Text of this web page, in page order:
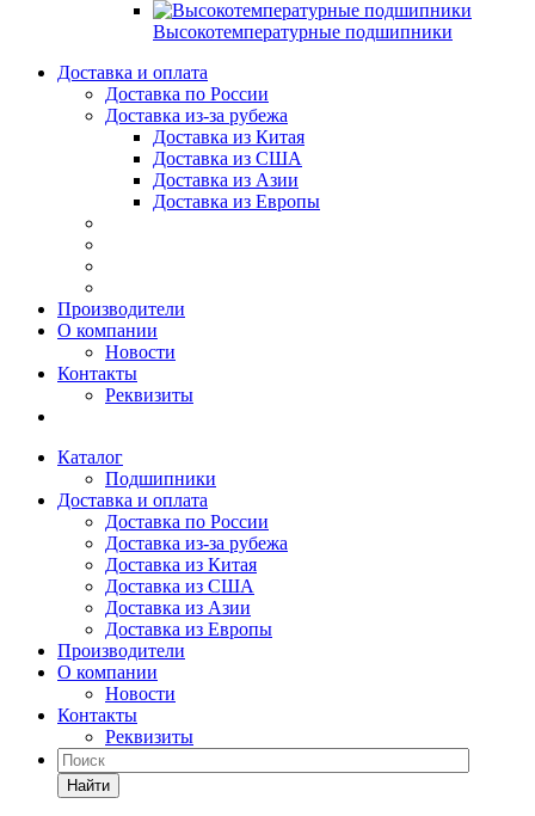
Высокотемпературные подшипники
Доставка и оплата
Доставка по России
Доставка из-за рубежа
Доставка из Китая
Доставка из США
Доставка из Азии
Доставка из Европы
Производители
О компании
Новости
Контакты
Реквизиты
Каталог
Подшипники
Доставка и оплата
Доставка по России
Доставка из-за рубежа
Доставка из Китая
Доставка из США
Доставка из Азии
Доставка из Европы
Производители
О компании
Новости
Контакты
Реквизиты
Найти